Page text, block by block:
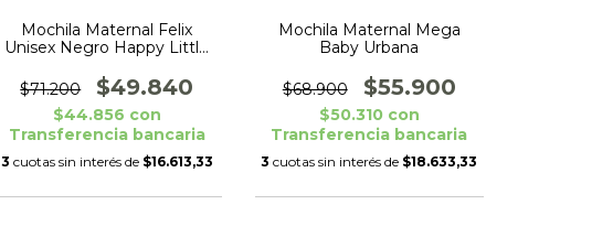
Mochila Maternal Felix
Unisex Negro Happy Little
$71.200
$49.840
$44.856 con
Transferencia bancaria
3 cuotas sin interés de $16.613,33
Mochila Maternal Mega
Baby Urbana
$68.900 $55.900
$50.310 con
Transferencia bancaria
3 cuotas sin interés de $18.633,33